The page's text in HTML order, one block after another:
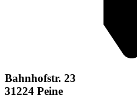
Bahnhofstr. 23
31224 Peine